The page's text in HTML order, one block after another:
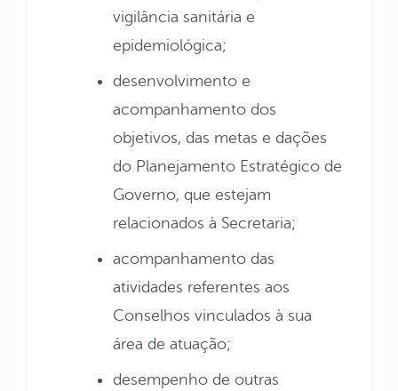
vigilância sanitária e
epidemiológica;
desenvolvimento e
acompanhamento dos
objetivos, das metas e dações
do Planejamento Estratégico de
Governo, que estejam
relacionados à Secretaria;
acompanhamento das
atividades referentes aos
Conselhos vinculados à sua
área de atuação;
desempenho de outras